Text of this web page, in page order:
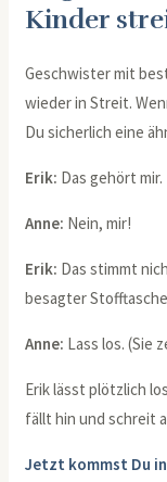
Kinder
Geschwister mit
wieder in Streit.
Du sicherlich eine
Erik: Das gehört mir.
Anne: Nein, mir!
Erik: Das stimmt
besagter
Anne: Lass los. (Sie
Erik lässt plötzlich
fällt hin und schreit
Jetzt kommst Du